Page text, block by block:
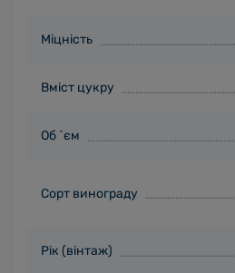
Міцність
Вміст цукру
Об `єм
Сорт винограду
Рік (вінтаж)